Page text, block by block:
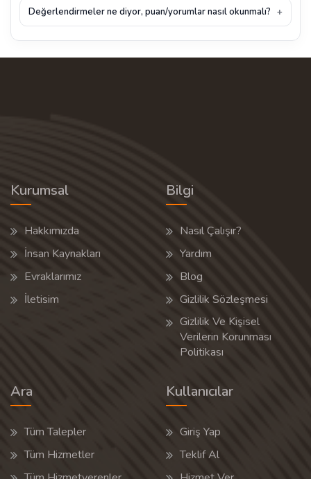
Değerlendirmeler ne diyor, puan/yorumlar nasıl okunmalı?
Kurumsal
Hakkımızda
İnsan Kaynakları
Evraklarımız
İletisim
Bilgi
Nasıl Çalışır?
Yardım
Blog
Gizlilik Sözleşmesi
Gizlilik Ve Kişisel
Verilerin Korunması
Politikası
Ara
Tüm Talepler
Tüm Hizmetler
Kullanıcılar
Giriş Yap
Teklif Al